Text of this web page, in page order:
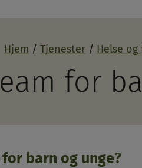
Hjem Tjenester Helse
for
barn og unge?